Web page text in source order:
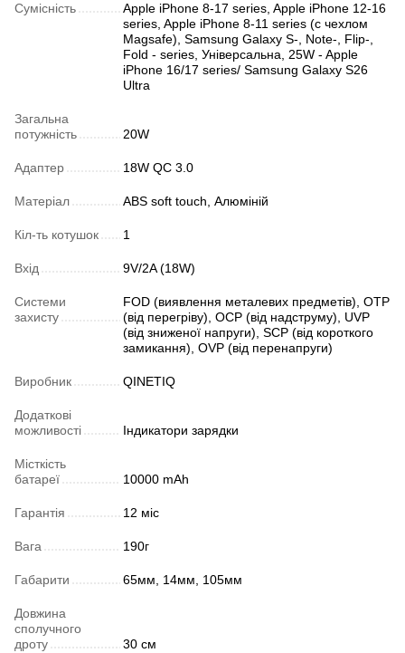
Сумісність
Apple iPhone 8-17 series, Apple iPhone 12-16
series, Apple iPhone 8-11 series (с чехлом
Magsafe), Samsung Galaxy S-, Note-, Flip-,
Fold - series, Універсальна, 25W - Apple
iPhone 16/17 series/ Samsung Galaxy S26
Ultra
Загальна
потужність
20W
Адаптер 18W QC 3.0
Матеріал ABS soft touch, Алюміній
Кіл-ть котушок 1
Вхід 9V/2A (18W)
Системи
захисту
FOD (виявлення металевих предметів), OTP
(від перегріву), OCP (від надструму), UVP
(від зниженої напруги), SCP (від короткого
замикання), OVP (від перенапруги)
Виробник QINETIQ
Додаткові
можливості
Індикатори зарядки
Місткість
батареї
10000 mAh
Гарантія 12 міс
Вага 190г
Габарити 65мм, 14мм, 105мм
Довжина
сполучного
дроту
30 см